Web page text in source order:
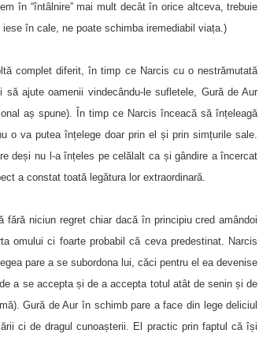
în “întâlnire” mai mult decât în orice altceva, trebuie
în cale, ne poate schimba iremediabil viața.)
complet diferit, în timp ce Narcis cu o nestrămutată
ajute oamenii vindecându-le sufletele, Gură de Aur
aș spune). În timp ce Narcis înceacă să înțeleagă
o va putea înțelege doar prin el și prin simțurile sale.
deși nu l-a înțeles pe celălalt ca și gândire a încercat
a constat toată legătura lor extraordinară.
fără niciun regret chiar dacă în principiu cred amândoi
omului ci foarte probabil că ceva predestinat. Narcis
pare a se subordona lui, căci pentru el ea devenise
a se accepta și de a accepta totul atât de senin și de
Gură de Aur în schimb pare a face din lege deliciul
ci de dragul cunoașterii. El practic prin faptul că își